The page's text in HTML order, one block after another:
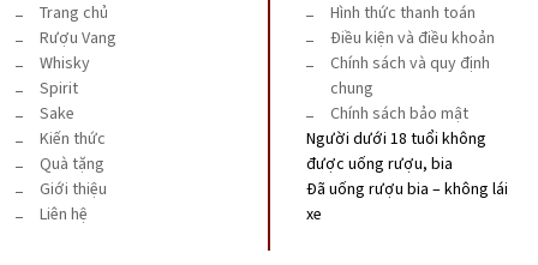
Trang chủ
Rượu Vang
Whisky
Spirit
Sake
Kiến thức
Quà tặng
Giới thiệu
Liên hệ
Hình thức thanh toán
Điều kiện và điều khoản
Chính sách và quy định
chung
Chính sách bảo mật
Người dưới 18 tuổi không
được uống rượu, bia
Đã uống rượu bia – không lái
xe